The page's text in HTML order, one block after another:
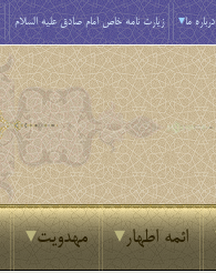
درباره ما زیارت نامه خاص امام صادق علیه السلام
ائمه اطهار مهدویت